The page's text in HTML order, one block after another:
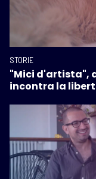
STORIE
"Mici d'artista",
incontra la